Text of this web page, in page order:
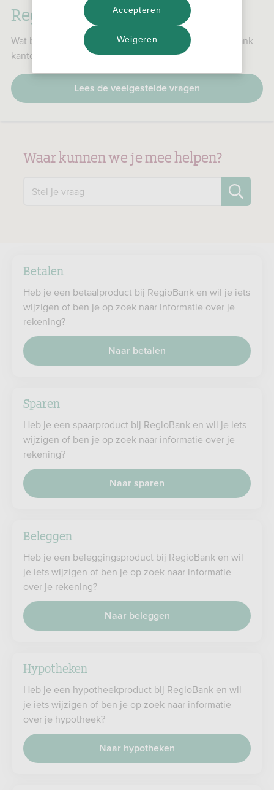
RegioBank is nu ASN Bank
Wat betekent dat voor jou, je producten en je RegioBank-
kantoor?
Lees de veelgestelde vragen
Waar kunnen we je mee helpen?
Stel je vraag
Betalen
Heb je een betaalproduct bij RegioBank en wil je iets
wijzigen of ben je op zoek naar informatie over je
rekening?
Naar betalen
Sparen
Heb je een spaarproduct bij RegioBank en wil je iets
wijzigen of ben je op zoek naar informatie over je
rekening?
Naar sparen
Beleggen
Heb je een beleggingsproduct bij RegioBank en wil
je iets wijzigen of ben je op zoek naar informatie
over je rekening?
Naar beleggen
Hypotheken
Heb je een hypotheekproduct bij RegioBank en wil
je iets wijzigen of ben je op zoek naar informatie
over je hypotheek?
Naar hypotheken
Weigeren
Accepteren